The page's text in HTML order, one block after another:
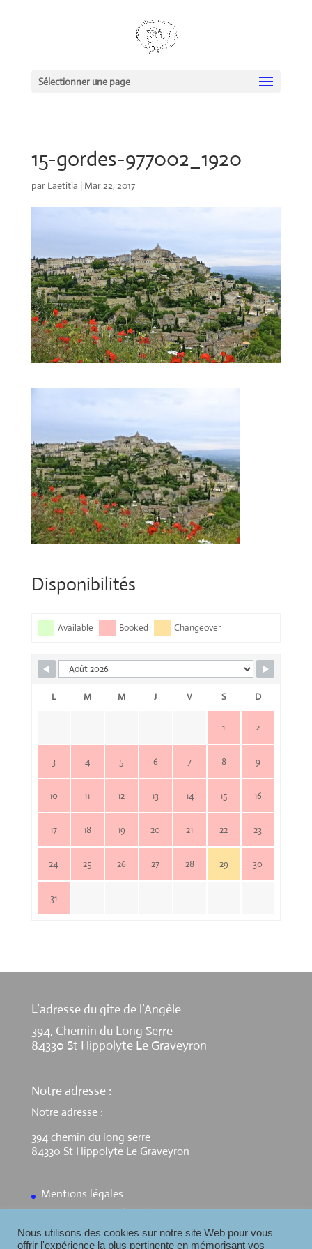
Sélectionner une page
15-gordes-977002_1920
par Laetitia | Mar 22, 2017
Disponibilités
Available Booked Changeover
L M M J V S D
1 2
3 4 5 6 7 8 9
10 11 12 13 14 15 16
17 18 19 20 21 22 23
24 25 26 27 28 29 30
31
L’adresse du gite de l’Angèle
394, Chemin du Long Serre
84330 St Hippolyte Le Graveyron
Notre adresse :
Notre adresse :
394 chemin du long serre
84330 St Hippolyte Le Graveyron
Mentions légales
Contact Gite de l’Angèle
Nous utilisons des cookies sur notre site Web pour vous
offrir l'expérience la plus pertinente en mémorisant vos